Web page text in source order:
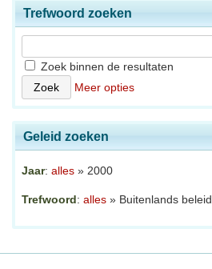
Trefwoord zoeken
Zoek binnen de resultaten
Meer opties
Geleid zoeken
Jaar: alles » 2000
Trefwoord: alles » Buitenlands beleid